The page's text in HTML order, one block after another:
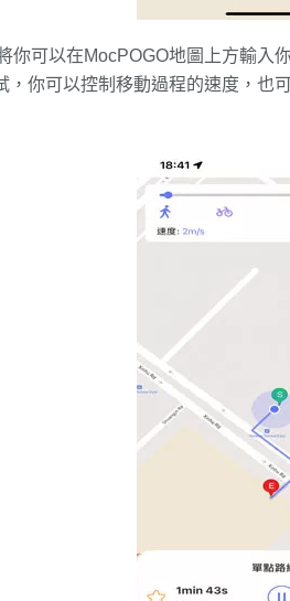
你可以在MocPOGO地圖上方輸入
，你可以控制移動過程的速度，也